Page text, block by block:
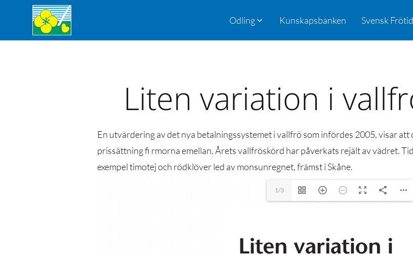
Odling Kunskapsbanken Svensk
Liten variation i
En utvärdering av det nya betalningssystemet i vallfrö som infördes 2005, visar
prissättning fi rmorna emellan. Årets vallfröskörd har påverkats rejält av vädret.
exempel timotej och rödklöver led av monsunregnet, främst i Skåne.
1/3